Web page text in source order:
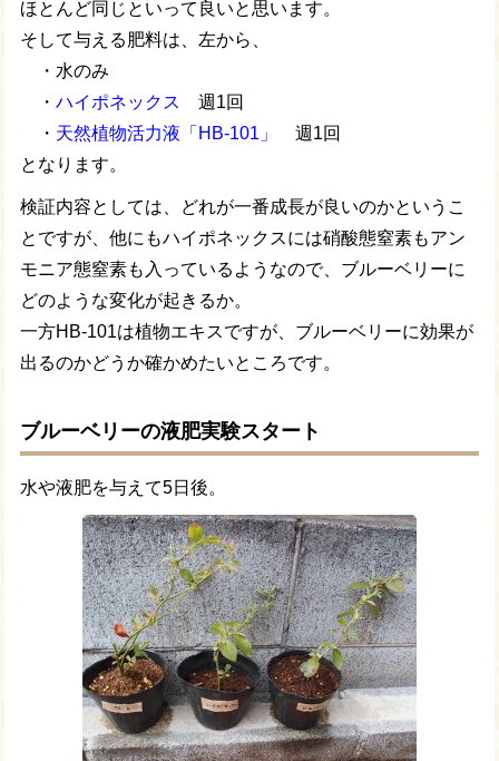
ほとんど同じといって良いと思います。
そして与える肥料は、左から、
・水のみ
・ ハイポネックス 週1回
・ 天然植物活力液「HB-101」
週1回
となります。
検証内容としては、どれが一番成長が良いのかというこ
とですが、他にもハイポネックスには硝酸態窒素もアン
モニア態窒素も入っているようなので、ブルーベリーに
どのような変化が起きるか。
一方HB-101は植物エキスですが、ブルーベリーに効果が
出るのかどうか確かめたいところです。
ブルーベリーの液肥実験スタート
水や液肥を与えて5日後。